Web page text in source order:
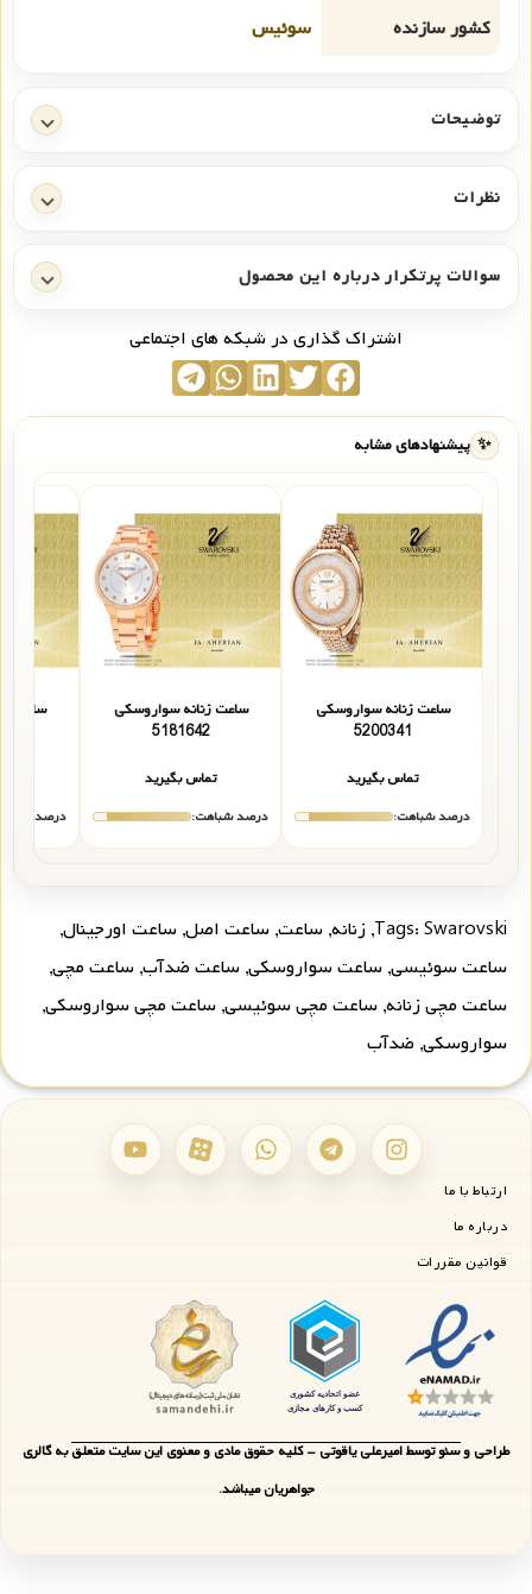
کشور سازنده
سوئیس
توضیحات
نظرات
سوالات پرتکرار درباره این محصول
اشتراک گذاری در شبکه های اجتماعی
✨ پیشنهادهای مشابه
ساعت زنانه سواروسکی
5200341
تماس بگیرید
درصد شباهت:
ساعت زنانه سواروسکی
5181642
تماس بگیرید
درصد شباهت:
ساعت
درصد
Tags: Swarovski
, زنانه, ساعت, ساعت اصل, ساعت اورجینال,
ساعت سوئیسی, ساعت سواروسکی, ساعت ضدآب, ساعت مچی,
ساعت مچی زنانه, ساعت مچی سوئیسی, ساعت مچی سواروسکی,
سواروسکی, ضدآب
ارتباط با ما
درباره ما
قوانین مقررات
طراحی و سئو توسط امیرعلی یاقوتی - کلیه حقوق مادی و معنوی این سایت متعلق به گالری
جواهریان میباشد.